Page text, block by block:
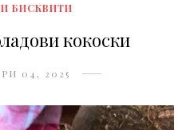
БИСКВИТИ
кокоски
04, 2025